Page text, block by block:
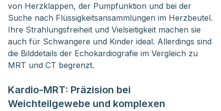
von Herzklappen, der Pumpfunktion und bei der
Suche nach Flüssigkeitsansammlungen im Herzbeutel.
Ihre Strahlungsfreiheit und Vielseitigkeit machen sie
auch für Schwangere und Kinder ideal. Allerdings sind
die Bilddetails der Echokardiografie im Vergleich zu
MRT und CT begrenzt.
Kardio-MRT: Präzision bei
Weichteilgewebe und komplexen